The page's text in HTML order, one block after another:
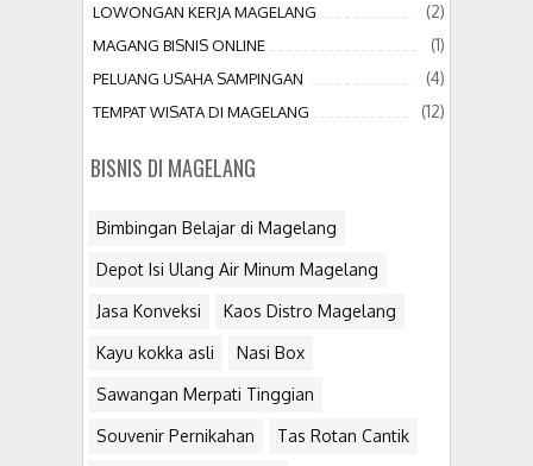
LOWONGAN KERJA MAGELANG (2)
MAGANG BISNIS ONLINE (1)
PELUANG USAHA SAMPINGAN (4)
TEMPAT WISATA DI MAGELANG (12)
BISNIS DI MAGELANG
Bimbingan Belajar di Magelang
Depot Isi Ulang Air Minum Magelang
Jasa Konveksi Kaos Distro Magelang
Kayu kokka asli Nasi Box
Sawangan Merpati Tinggian
Souvenir Pernikahan Tas Rotan Cantik